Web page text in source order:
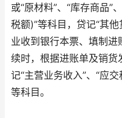
或“原材料”、“库存商品
税额)”等科目，贷记“其
业收到银行本票、填制
续时，根据进账单及销货
记“主营业务收入”、“应
等科目。